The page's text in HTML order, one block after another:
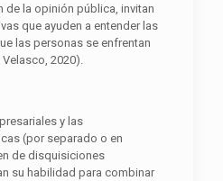
de la opinión pública, invitan
que ayuden a entender las
las personas se enfrentan
2020).
y las
(por separado o en
de disquisiciones
su habilidad para combinar